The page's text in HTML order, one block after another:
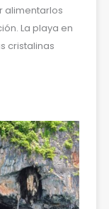
alimentarlos
La playa en
cristalinas